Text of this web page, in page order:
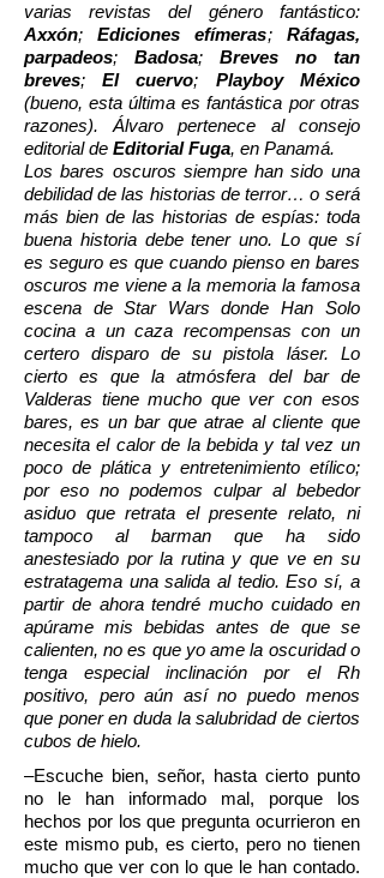
varias revistas del género fantástico:
Axxón;Ediciones efímeras; Ráfagas,
parpadeos; Badosa; Breves no tan
breves;El cuervo; Playboy México
(bueno, esta última es fantástica por otras
razones). Álvaro pertenece al consejo
editorial de Editorial Fuga, en Panamá.
Los bares oscuros siempre han sido una
debilidad de las historias de terror… o será
más bien de las historias de espías: toda
buena historia debe tener uno. Lo que sí
es seguro es que cuando pienso en bares
oscuros me viene a la memoria la famosa
escena de Star Wars donde Han Solo
cocina a un caza recompensas con un
certero disparo de su pistola láser. Lo
cierto es que la atmósfera del bar de
Valderas tiene mucho que ver con esos
bares, es un bar que atrae al cliente que
necesita el calor de la bebida y tal vez un
poco de plática y entretenimiento etílico;
por eso no podemos culpar al bebedor
asiduo que retrata el presente relato, ni
tampoco al barman que ha sido
anestesiado por la rutina y que ve en su
estratagema una salida al tedio. Eso sí, a
partir de ahora tendré mucho cuidado en
apúrame mis bebidas antes de que se
calienten, no es que yo ame la oscuridad o
tenga especial inclinación por el Rh
positivo, pero aún así no puedo menos
que poner en duda la salubridad de ciertos
cubos de hielo.
–Escuche bien, señor, hasta cierto punto
no le han informado mal, porque los
hechos por los que pregunta ocurrieron en
este mismo pub, es cierto, pero no tienen
mucho que ver con lo que le han contado.